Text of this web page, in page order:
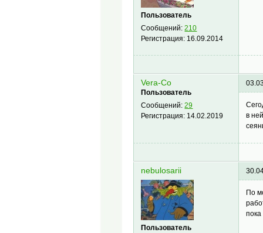
Пользователь
Сообщений:210
Регистрация: 16.09.2014
Vera-Co
Пользователь
Сообщений:29
Регистрация: 14.02.2019
в
nebulosarii
Пользователь
По